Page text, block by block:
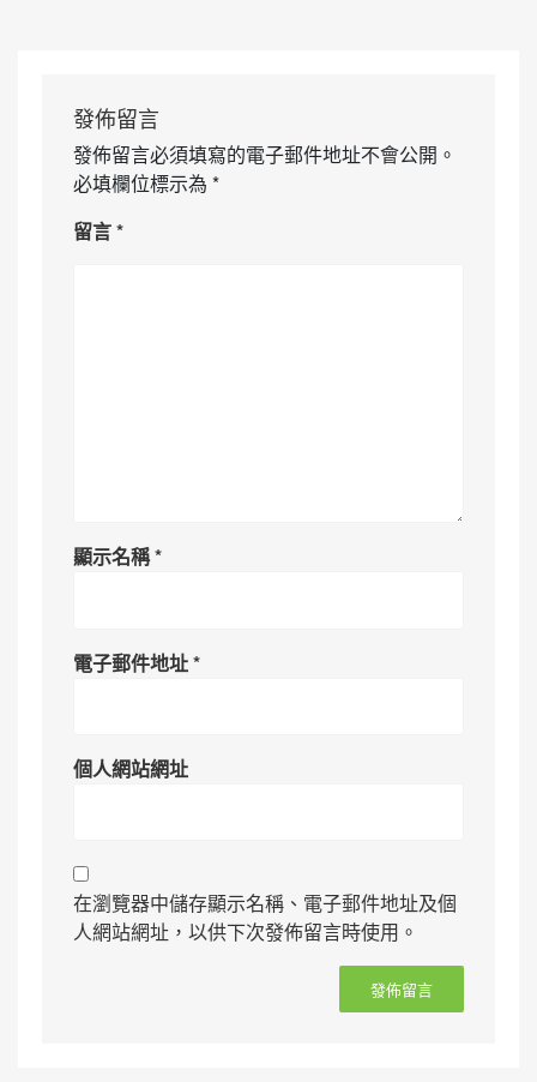
發佈留言
發佈留言必須填寫的電子郵件地址不會公開。
必填欄位標示為 *
留言*
顯示名稱*
電子郵件地址*
個人網站網址
在瀏覽器中儲存顯示名稱、電子郵件地址及個
人網站網址，以供下次發佈留言時使用。